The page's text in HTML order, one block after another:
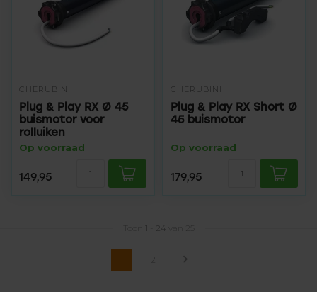
CHERUBINI
Plug & Play RX Ø 45
buismotor voor
rolluiken
Op voorraad
149,95
CHERUBINI
Plug & Play RX Short Ø
45 buismotor
Op voorraad
179,95
1 24
1